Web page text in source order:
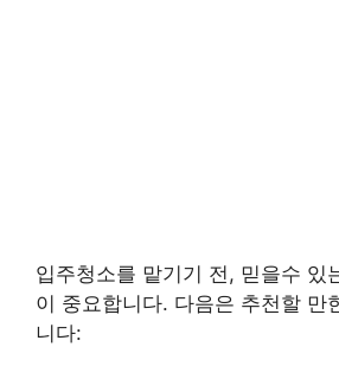
입주청소를 맡기기 전, 믿을수 있
이 중요합니다. 다음은 추천할 만
니다: